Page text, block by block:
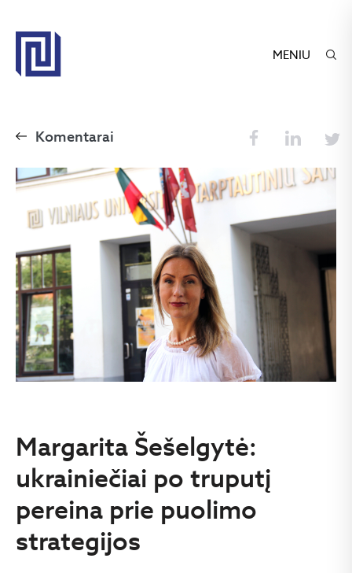
MENIU
Komentarai
Margarita Šešelgytė:
ukrainiečiai po truputį
pereina prie puolimo
strategijos